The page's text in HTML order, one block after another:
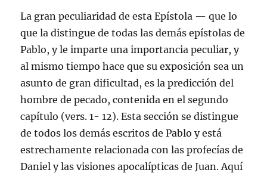
La gran peculiaridad de esta Epístola — que lo
que la distingue de todas las demás epístolas de
Pablo, y le imparte una importancia peculiar, y
al mismo tiempo hace que su exposición sea un
asunto de gran dificultad, es la predicción del
hombre de pecado, contenida en el segundo
capítulo (vers. 1- 12). Esta sección se distingue
de todos los demás escritos de Pablo y está
estrechamente relacionada con las profecías de
Daniel y las visiones apocalípticas de Juan. Aquí